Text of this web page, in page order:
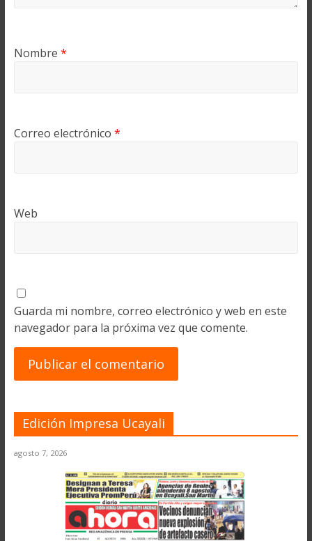
Nombre *
Correo electrónico *
Web
Guarda mi nombre, correo electrónico y web en este
navegador para la próxima vez que comente.
Edición Impresa Ucayali
agosto 7, 2026